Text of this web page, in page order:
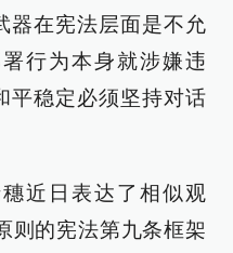
器在宪法层面是不允
行为本身就涉嫌违
平稳定必须坚持对话
近日表达了相似观
则的宪法第九条框架